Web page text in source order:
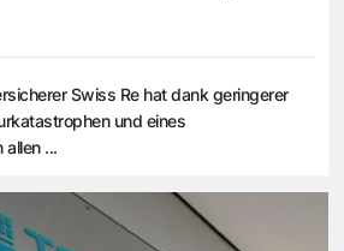
Swiss Re hat dank geringerer
und eines
...